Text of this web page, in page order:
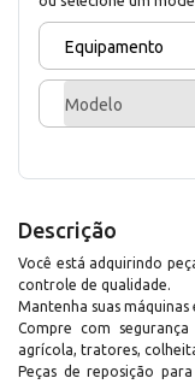
Equipamento
Modelo
Descrição
Você está adquirindo
controle de qualidade.
Mantenha suas máquinas
Compre com
agrícola, tratores,
Peças de reposição